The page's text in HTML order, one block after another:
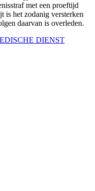
met een proeftijd
is het zodanig versterken
daarvan is overleden.
DIENST